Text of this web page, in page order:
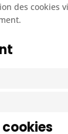
des cookies